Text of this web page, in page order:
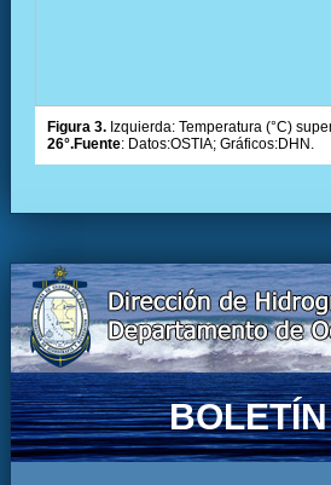
Figura 3. Izquierda: Temperatura (°C)
26°.Fuente: Datos:OSTIA; Gráficos:DHN.